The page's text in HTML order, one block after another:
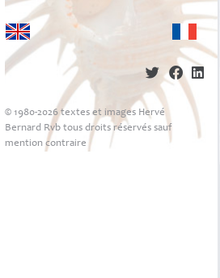
© 1980-2026 textes et images Hervé
Bernard Rvb tous droits réservés sauf
mention contraire